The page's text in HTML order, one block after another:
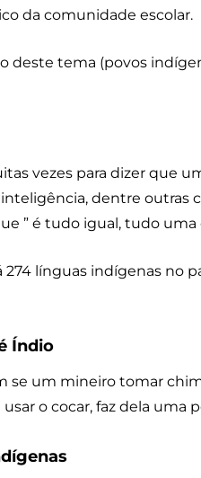
da comunidade escolar.
deste tema (povos
vezes para dizer que
dentre outras
” é tudo igual, tudo uma
274 línguas indígenas no
Índio
se um mineiro tomar
o cocar, faz dela uma